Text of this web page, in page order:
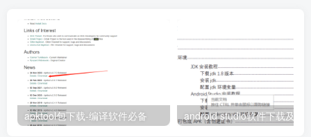
apktool包下载-编译软件必备